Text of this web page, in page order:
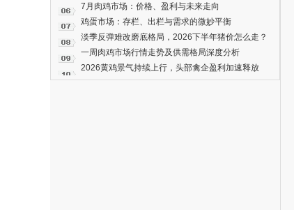
7月肉鸡市场：价格、盈利与未来走向
鸡蛋市场：存栏、出栏与需求的微妙平衡
淡季反弹难改磨底格局，2026下半年猪价怎么走？
一周肉鸡市场行情走势及供需格局深度分析
2026黄鸡景气持续上行，头部禽企盈利加速释放